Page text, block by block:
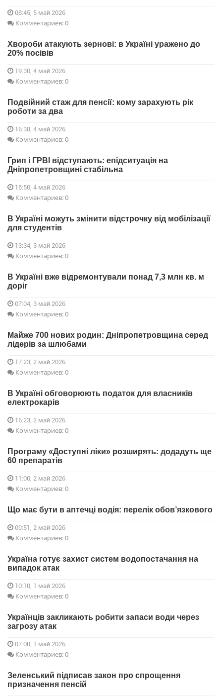
08:45, 5 май 2026
Комментариев: 0
Хвороби атакують зернові: в Україні уражено до
20% посівів
19:30, 4 май 2026
Комментариев: 0
Подвійний стаж для пенсії: кому зарахують рік
роботи за два
16:38, 4 май 2026
Комментариев: 0
Грип і ГРВІ відступають: епідситуація на
Дніпропетровщині стабільна
15:50, 4 май 2026
Комментариев: 0
В Україні можуть змінити відстрочку від мобілізації
для студентів
13:34, 3 май 2026
Комментариев: 0
В Україні вже відремонтували понад 7,3 млн кв. м
доріг
07:04, 3 май 2026
Комментариев: 0
Майже 700 нових родин: Дніпропетровщина серед
лідерів за шлюбами
17:23, 2 май 2026
Комментариев: 0
В Україні обговорюють податок для власників
електрокарів
16:23, 2 май 2026
Комментариев: 0
Програму «Доступні ліки» розширять: додадуть ще
60 препаратів
11:00, 2 май 2026
Комментариев: 0
Що має бути в аптечці водія: перелік обов’язкового
09:51, 2 май 2026
Комментариев: 0
Україна готує захист систем водопостачання на
випадок атак
10:10, 1 май 2026
Комментариев: 0
Українців закликають робити запаси води через
загрозу атак
07:00, 1 май 2026
Комментариев: 0
Зеленський підписав закон про спрощення
призначення пенсій